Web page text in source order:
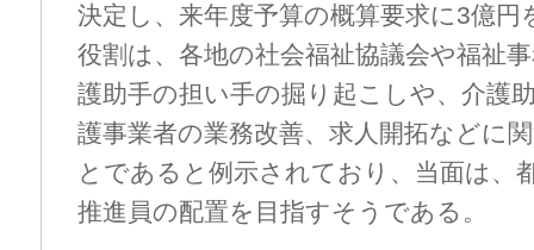
決定し、来年度予算の概算要求に3億
役割は、各地の社会福祉協議会や福祉
護助手の担い手の掘り起こしや、介護
護事業者の業務改善、求人開拓などに
とであると例示されており、当面は、
推進員の配置を目指すそうである。